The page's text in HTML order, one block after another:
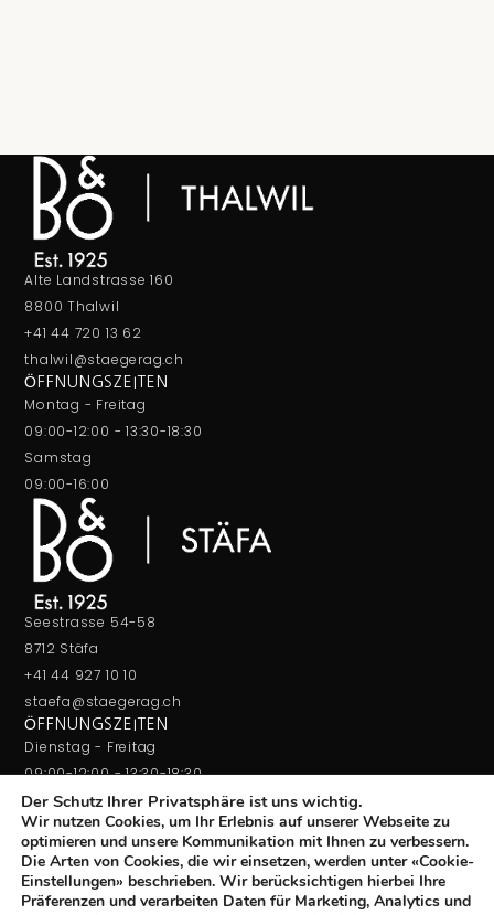
Alte Landstrasse 160
8800 Thalwil
+41 44 720 13 62
thalwil@staegerag.ch
ÖFFNUNGSZEITEN
Montag - Freitag
09:00-12:00 - 13:30-18:30
Samstag
09:00-16:00
Seestrasse 54-58
8712 Stäfa
+41 44 927 10 10
staefa@staegerag.ch
ÖFFNUNGSZEITEN
Dienstag - Freitag
09:00-12:00 - 13:30-18:30
Samstag
09:00-16:00
Der Schutz Ihrer Privatsphäre ist uns wichtig.
Wir nutzen Cookies, um Ihr Erlebnis auf unserer Webseite zu
optimieren und unsere Kommunikation mit Ihnen zu verbessern.
Die Arten von Cookies, die wir einsetzen, werden unter «Cookie-
Einstellungen» beschrieben. Wir berücksichtigen hierbei Ihre
Präferenzen und verarbeiten Daten für Marketing, Analytics und